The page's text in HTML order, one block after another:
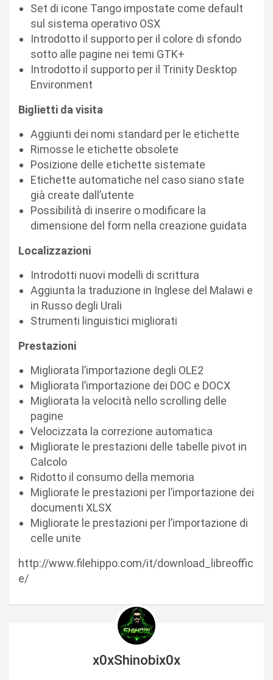
Set di icone Tango impostate come default
sul sistema operativo OSX
Introdotto il supporto per il colore di sfondo
sotto alle pagine nei temi GTK+
Introdotto il supporto per il Trinity Desktop
Environment
Biglietti da visita
Aggiunti dei nomi standard per le etichette
Rimosse le etichette obsolete
Posizione delle etichette sistemate
Etichette automatiche nel caso siano state
già create dall’utente
Possibilità di inserire o modificare la
dimensione del form nella creazione guidata
Localizzazioni
Introdotti nuovi modelli di scrittura
Aggiunta la traduzione in Inglese del Malawi e
in Russo degli Urali
Strumenti linguistici migliorati
Prestazioni
Migliorata l’importazione degli OLE2
Migliorata l’importazione dei DOC e DOCX
Migliorata la velocità nello scrolling delle
pagine
Velocizzata la correzione automatica
Migliorate le prestazioni delle tabelle pivot in
Calcolo
Ridotto il consumo della memoria
Migliorate le prestazioni per l’importazione dei
documenti XLSX
Migliorate le prestazioni per l’importazione di
celle unite
http://www.filehippo.com/it/download_libreoffic
e/
x0xShinobix0x